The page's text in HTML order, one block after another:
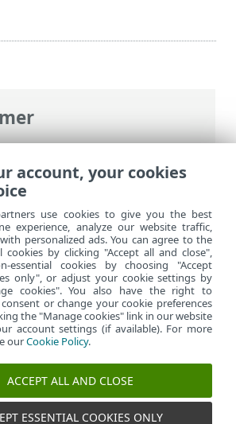
>ESET Full Disk
Bruge ESET Full Disk
af kryptering
account, your cookies
use cookies to give you the best
experience, analyze our website traffic,
personalized ads. You can agree to the
cookies by clicking "Accept all and close",
essential cookies by choosing "Accept
only", or adjust your cookie settings by
cookies". You also have the right to
or change your cookie preferences
the "Manage cookies" link in our website
account settings (if available). For more
ourCookie Policy.
ACCEPT ALL AND CLOSE
ESSENTIAL COOKIES ONLY